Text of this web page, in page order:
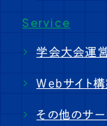
Service
学会大会運
Webサイト
その他のサー